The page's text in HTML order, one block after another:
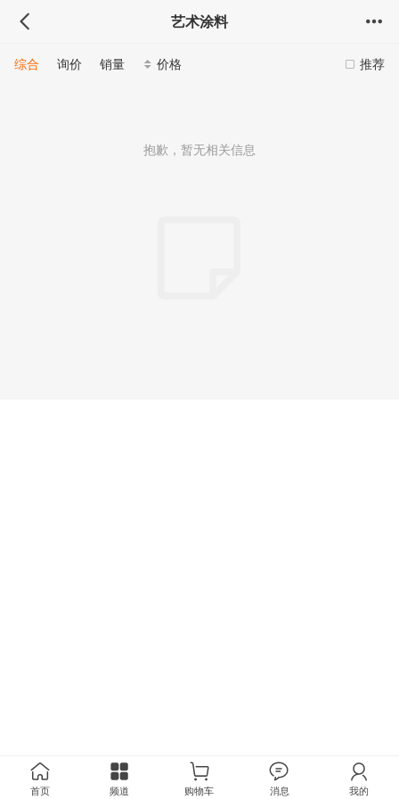
艺术涂料
推荐
综合 询价 销量 价格
抱歉，暂无相关信息
首页 频道 购物车 消息 我的